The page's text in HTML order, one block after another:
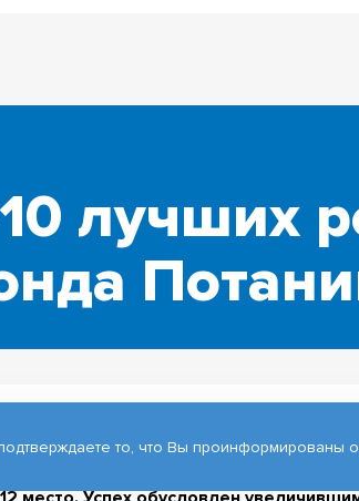
лучших
представил суммарный
Томский государственный
то, что Вы проинформированы